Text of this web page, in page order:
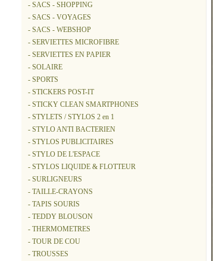
- SACS - SHOPPING
- SACS - VOYAGES
- SACS - WEBSHOP
- SERVIETTES MICROFIBRE
- SERVIETTES EN PAPIER
- SOLAIRE
- SPORTS
- STICKERS POST-IT
- STICKY CLEAN SMARTPHONES
- STYLETS / STYLOS 2 en 1
- STYLO ANTI BACTERIEN
- STYLOS PUBLICITAIRES
- STYLO DE L'ESPACE
- STYLOS LIQUIDE & FLOTTEUR
- SURLIGNEURS
- TAILLE-CRAYONS
- TAPIS SOURIS
- TEDDY BLOUSON
- THERMOMETRES
- TOUR DE COU
- TROUSSES